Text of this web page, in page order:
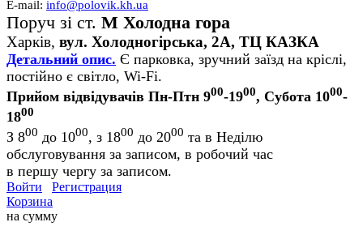
E-mail: info@polovik.kh.ua
Поруч зі ст. М Холодна гора
Харків, вул. Холодногірська, 2А, ТЦ КАЗКА
Детальний опис. Є парковка, зручний заїзд на кріслі,
постійно є світло, Wi-Fi.
Прийом відвідувачів Пн-Птн 900-1900, Субота 1000-
1800
З 800 до 1000, з 1800 до 2000 та в Неділю
обслуговування за записом, в робочий час
в першу чергу за записом.
Войти
Регистрация
Корзина
на сумму